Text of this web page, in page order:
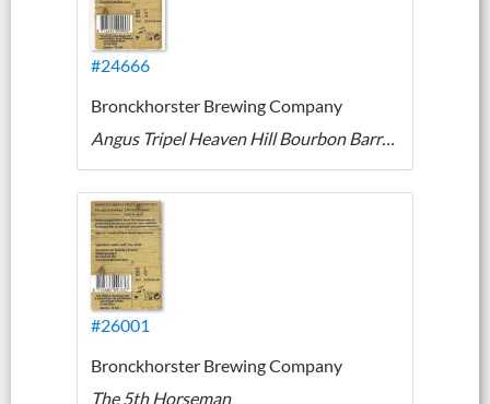
#24666
Bronckhorster Brewing Company
Angus Tripel Heaven Hill Bourbon Barrel-Aged
#26001
Bronckhorster Brewing Company
The 5th Horseman